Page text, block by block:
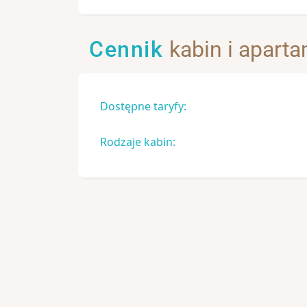
Cennik kabin i
Dostępne taryfy:
Rodzaje kabin: